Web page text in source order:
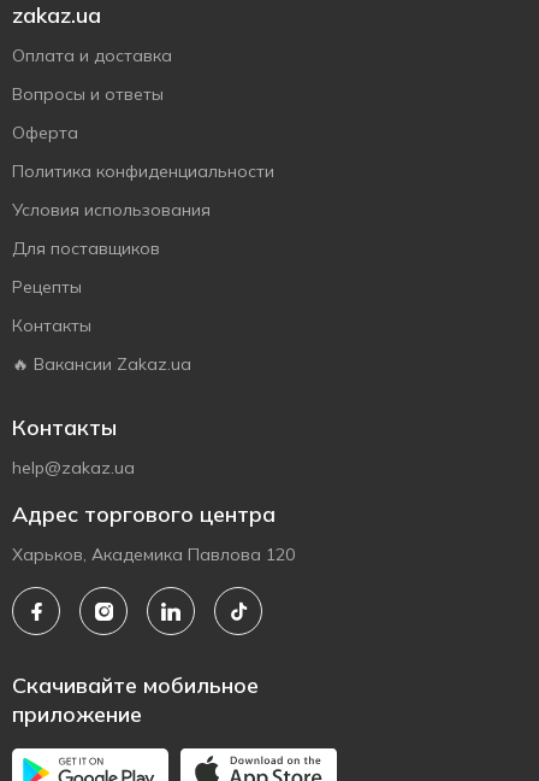
zakaz.ua
Оплата и доставка
Вопросы и ответы
Оферта
Политика конфиденциальности
Условия использования
Для поставщиков
Рецепты
Контакты
🔥 Вакансии Zakaz.ua
Контакты
help@zakaz.ua
Адрес торгового центра
Харьков, Академика Павлова 120
Скачивайте мобильное
приложение